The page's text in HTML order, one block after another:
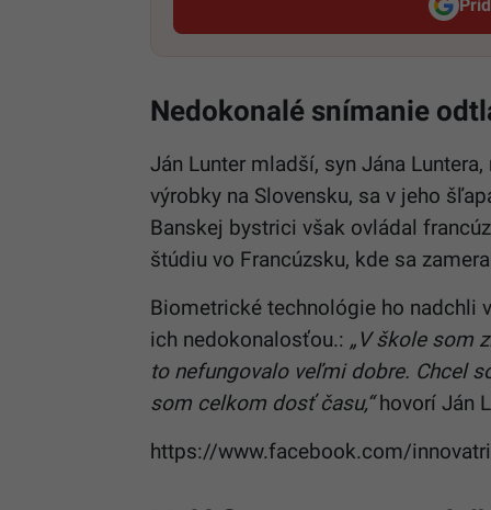
Nedokonalé snímanie
Ján Lunter mladší, syn Jána
výrobky na Slovensku, sa v jeho
Banskej bystrici však ovládal
štúdiu vo Francúzsku, kde sa
Biometrické technológie ho nadchli
ich nedokonalosťou.: „V škole som
to nefungovalo veľmi dobre. Chcel
som celkom dosť času,“hovorí Ján
https://www.facebook.com/